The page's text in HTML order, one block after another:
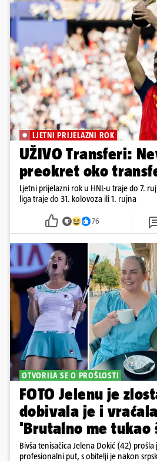
LJETNI PRIJELAZNI ROK
UŽIVO Transferi:
preokret oko
Ljetni prijelazni rok u HNL-u traje do 7.
liga traje do 31. kolovoza ili 1. rujna
76
OTVORILA SE O PROŠLOSTI
FOTO Jelenu je
dobivala je i
'Brutalno me tukao
Bivša tenisačica Jelena Dokić (42)
profesionalni put, s obitelji je nakon